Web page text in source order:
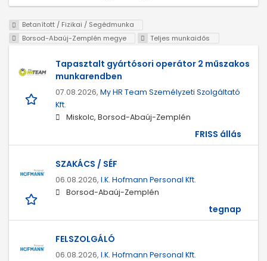
Betanított / Fizikai / Segédmunka
Borsod-Abaúj-Zemplén megye
Teljes munkaidős
Tapasztalt gyártósori operátor 2 műszakos
munkarendben
07.08.2026, My HR Team Személyzeti Szolgáltató
Kft.
Miskolc, Borsod-Abaúj-Zemplén
FRISS állás
SZAKÁCS / SÉF
06.08.2026, I.K. Hofmann Personal Kft.
Borsod-Abaúj-Zemplén
tegnap
FELSZOLGÁLÓ
06.08.2026, I.K. Hofmann Personal Kft.